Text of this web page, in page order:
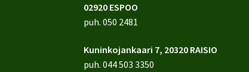
02920 ESPOO
puh.050 2481
Kuninkojankaari 7, 20320 RAISIO
puh.044 503 3350